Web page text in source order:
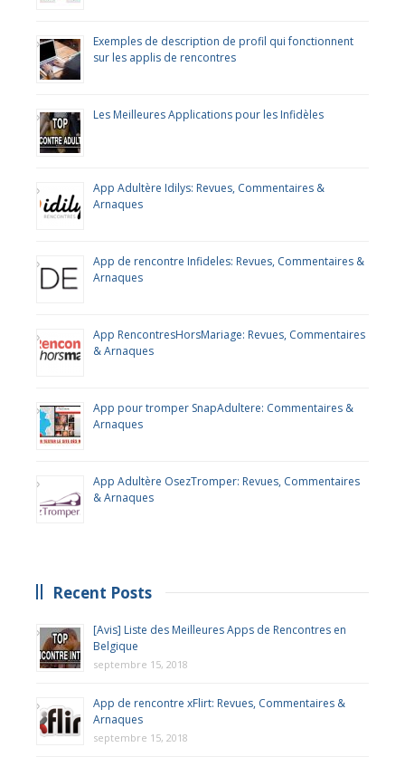
Exemples de description de profil qui fonctionnent
sur les applis de rencontres
Les Meilleures Applications pour les Infidèles
App Adultère Idilys: Revues, Commentaires &
Arnaques
App de rencontre Infideles: Revues, Commentaires &
Arnaques
App RencontresHorsMariage: Revues, Commentaires
& Arnaques
App pour tromper SnapAdultere: Commentaires &
Arnaques
App Adultère OsezTromper: Revues, Commentaires
& Arnaques
Recent Posts
[Avis] Liste des Meilleures Apps de Rencontres en
Belgique
septembre 15, 2018
App de rencontre xFlirt: Revues, Commentaires &
Arnaques
septembre 15, 2018